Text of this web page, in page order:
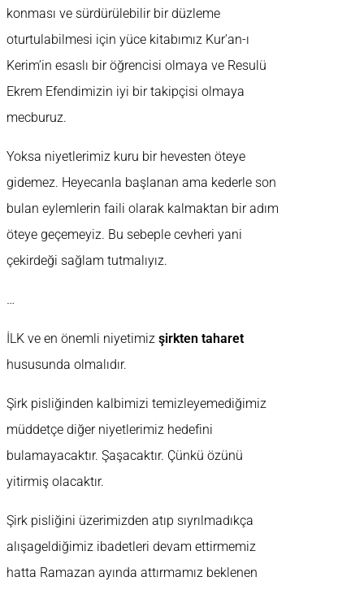
konması ve sürdürülebilir bir düzleme
oturtulabilmesi için yüce kitabımız Kur’an-ı
Kerim’in esaslı bir öğrencisi olmaya ve Resulü
Ekrem Efendimizin iyi bir takipçisi olmaya
mecburuz.
Yoksa niyetlerimiz kuru bir hevesten öteye
gidemez. Heyecanla başlanan ama kederle son
bulan eylemlerin faili olarak kalmaktan bir adım
öteye geçemeyiz. Bu sebeple cevheri yani
çekirdeği sağlam tutmalıyız.
…
İLK ve en önemli niyetimiz şirkten taharet
hususunda olmalıdır.
Şirk pisliğinden kalbimizi temizleyemediğimiz
müddetçe diğer niyetlerimiz hedefini
bulamayacaktır. Şaşacaktır. Çünkü özünü
yitirmiş olacaktır.
Şirk pisliğini üzerimizden atıp sıyrılmadıkça
alışageldiğimiz ibadetleri devam ettirmemiz
hatta Ramazan ayında attırmamız beklenen